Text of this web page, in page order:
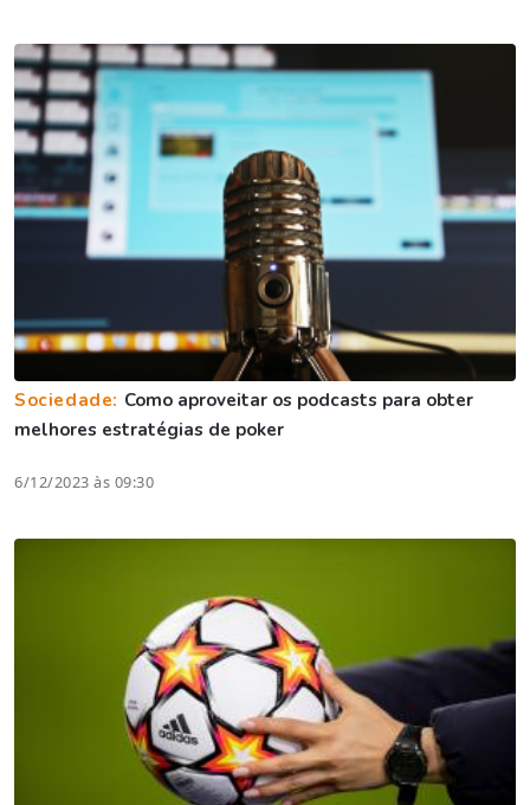
Sociedade: Como aproveitar os podcasts para obter
melhores estratégias de poker
6/12/2023 às 09:30